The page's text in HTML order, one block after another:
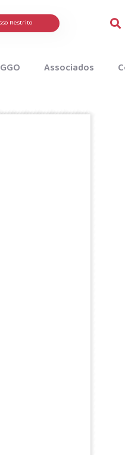
Restrito
Associados